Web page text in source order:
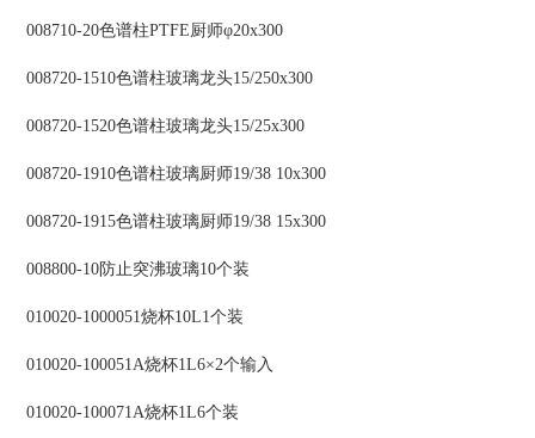
008710-20色谱柱PTFE厨师φ20x300
008720-1510色谱柱玻璃龙头15/250x300
008720-1520色谱柱玻璃龙头15/25x300
008720-1910色谱柱玻璃厨师19/38 10x300
008720-1915色谱柱玻璃厨师19/38 15x300
008800-10防止突沸玻璃10个装
010020-1000051烧杯10L1个装
010020-100051A烧杯1L6×2个输入
010020-100071A烧杯1L6个装